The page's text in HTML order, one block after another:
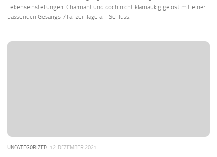
Lebenseinstellungen. Charmant und doch nicht klamaukig gelöst mit einer
passenden Gesangs-/Tanzeinlage am Schluss.
UNCATEGORIZED 12. DEZEMBER 2021